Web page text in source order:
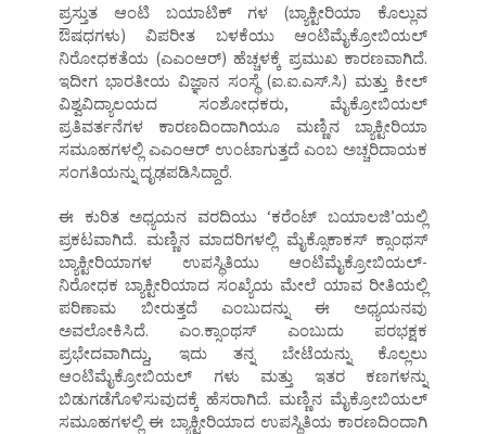
ಪ್ರಸ್ತುತ ಆಂಟಿ ಬಯಾಟಿಕ್ ಗಳ (ಬ್ಯಾಕ್ಟೀರಿಯಾ ಕೊಲ್ಲುವ
ಔಷಧಗಳು) ವಿಪರೀತ ಬಳಕೆಯು ಆಂಟಿಮೈಕ್ರೋಬಿಯಲ್
ನಿರೋಧಕತೆಯ (ಎಎಂಆರ್) ಹೆಚ್ಚಳಕ್ಕೆ ಪ್ರಮುಖ ಕಾರಣವಾಗಿದೆ.
ಇದೀಗ ಭಾರತೀಯ ವಿಜ್ಞಾನ ಸಂಸ್ಥೆ (ಐ.ಐ.ಎಸ್.ಸಿ) ಮತ್ತು ಕೀಲ್
ವಿಶ್ವವಿದ್ಯಾಲಯದ ಸಂಶೋಧಕರು, ಮೈಕ್ರೋಬಿಯಲ್
ಪ್ರತಿವರ್ತನೆಗಳ ಕಾರಣದಿಂದಾಗಿಯೂ ಮಣ್ಣಿನ ಬ್ಯಾಕ್ಟೀರಿಯಾ
ಸಮೂಹಗಳಲ್ಲಿ ಎಎಂಆರ್ ಉಂಟಾಗುತ್ತದೆ ಎಂಬ ಅಚ್ಚರಿದಾಯಕ
ಸಂಗತಿಯನ್ನು ದೃಢಪಡಿಸಿದ್ದಾರೆ.
ಈ ಕುರಿತ ಅಧ್ಯಯನ ವರದಿಯು ‘ಕರೆಂಟ್ ಬಯಾಲಜಿ’ಯಲ್ಲಿ
ಪ್ರಕಟವಾಗಿದೆ. ಮಣ್ಣಿನ ಮಾದರಿಗಳಲ್ಲಿ ಮೈಕ್ಸೊಕಾಕಸ್ ಕ್ಸಾಂಥಸ್
ಬ್ಯಾಕ್ಟೀರಿಯಾಗಳ ಉಪಸ್ಥಿತಿಯು ಆಂಟಿಮೈಕ್ರೋಬಿಯಲ್-
ನಿರೋಧಕ ಬ್ಯಾಕ್ಟೀರಿಯಾದ ಸಂಖ್ಯೆಯ ಮೇಲೆ ಯಾವ ರೀತಿಯಲ್ಲಿ
ಪರಿಣಾಮ ಬೀರುತ್ತದೆ ಎಂಬುದನ್ನು ಈ ಅಧ್ಯಯನವು
ಅವಲೋಕಿಸಿದೆ. ಎಂ.ಕ್ಸಾಂಥಸ್ ಎಂಬುದು ಪರಭಕ್ಷಕ
ಪ್ರಭೇದವಾಗಿದ್ದು, ಇದು ತನ್ನ ಬೇಟೆಯನ್ನು ಕೊಲ್ಲಲು
ಆಂಟಿಮೈಕ್ರೋಬಿಯಲ್ ಗಳು ಮತ್ತು ಇತರ ಕಣಗಳನ್ನು
ಬಿಡುಗಡೆಗೊಳಿಸುವುದಕ್ಕೆ ಹೆಸರಾಗಿದೆ. ಮಣ್ಣಿನ ಮೈಕ್ರೋಬಿಯಲ್
ಸಮೂಹಗಳಲ್ಲಿ ಈ ಬ್ಯಾಕ್ಟೀರಿಯಾದ ಉಪಸ್ಥಿತಿಯ ಕಾರಣದಿಂದಾಗಿ